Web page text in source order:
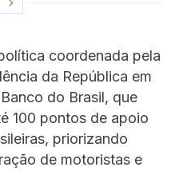
coordenada pela
da República em
do Brasil, que
100 pontos de apoio
priorizando
de motoristas e